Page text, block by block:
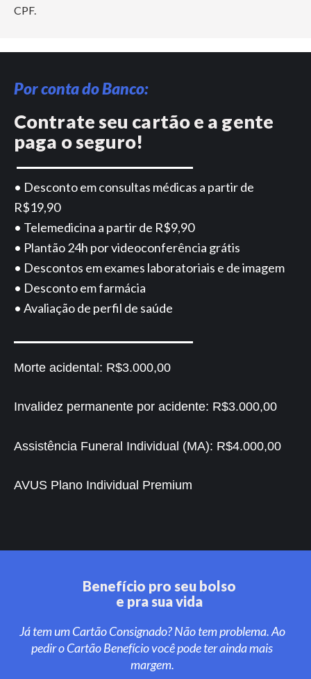
CPF.
Por conta do Banco:
Contrate seu cartão e a gente
paga o seguro!
• Desconto em consultas médicas a partir de
R$19,90
• Telemedicina a partir de R$9,90
• Plantão 24h por videoconferência grátis
• Descontos em exames laboratoriais e de imagem
• Desconto em farmácia
• Avaliação de perfil de saúde
Morte acidental: R$3.000,00
Invalidez permanente por acidente: R$3.000,00
Assistência Funeral Individual (MA): R$4.000,00
AVUS Plano Individual Premium
Benefício pro seu bolso
e pra sua vida
Já tem um Cartão Consignado? Não tem problema. Ao
pedir o Cartão Benefício você pode ter ainda mais
margem.